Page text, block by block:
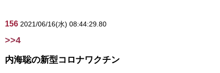
156 2021/06/16(水) 08:44:29.80
>>4
内海聡の新型コロナワクチン